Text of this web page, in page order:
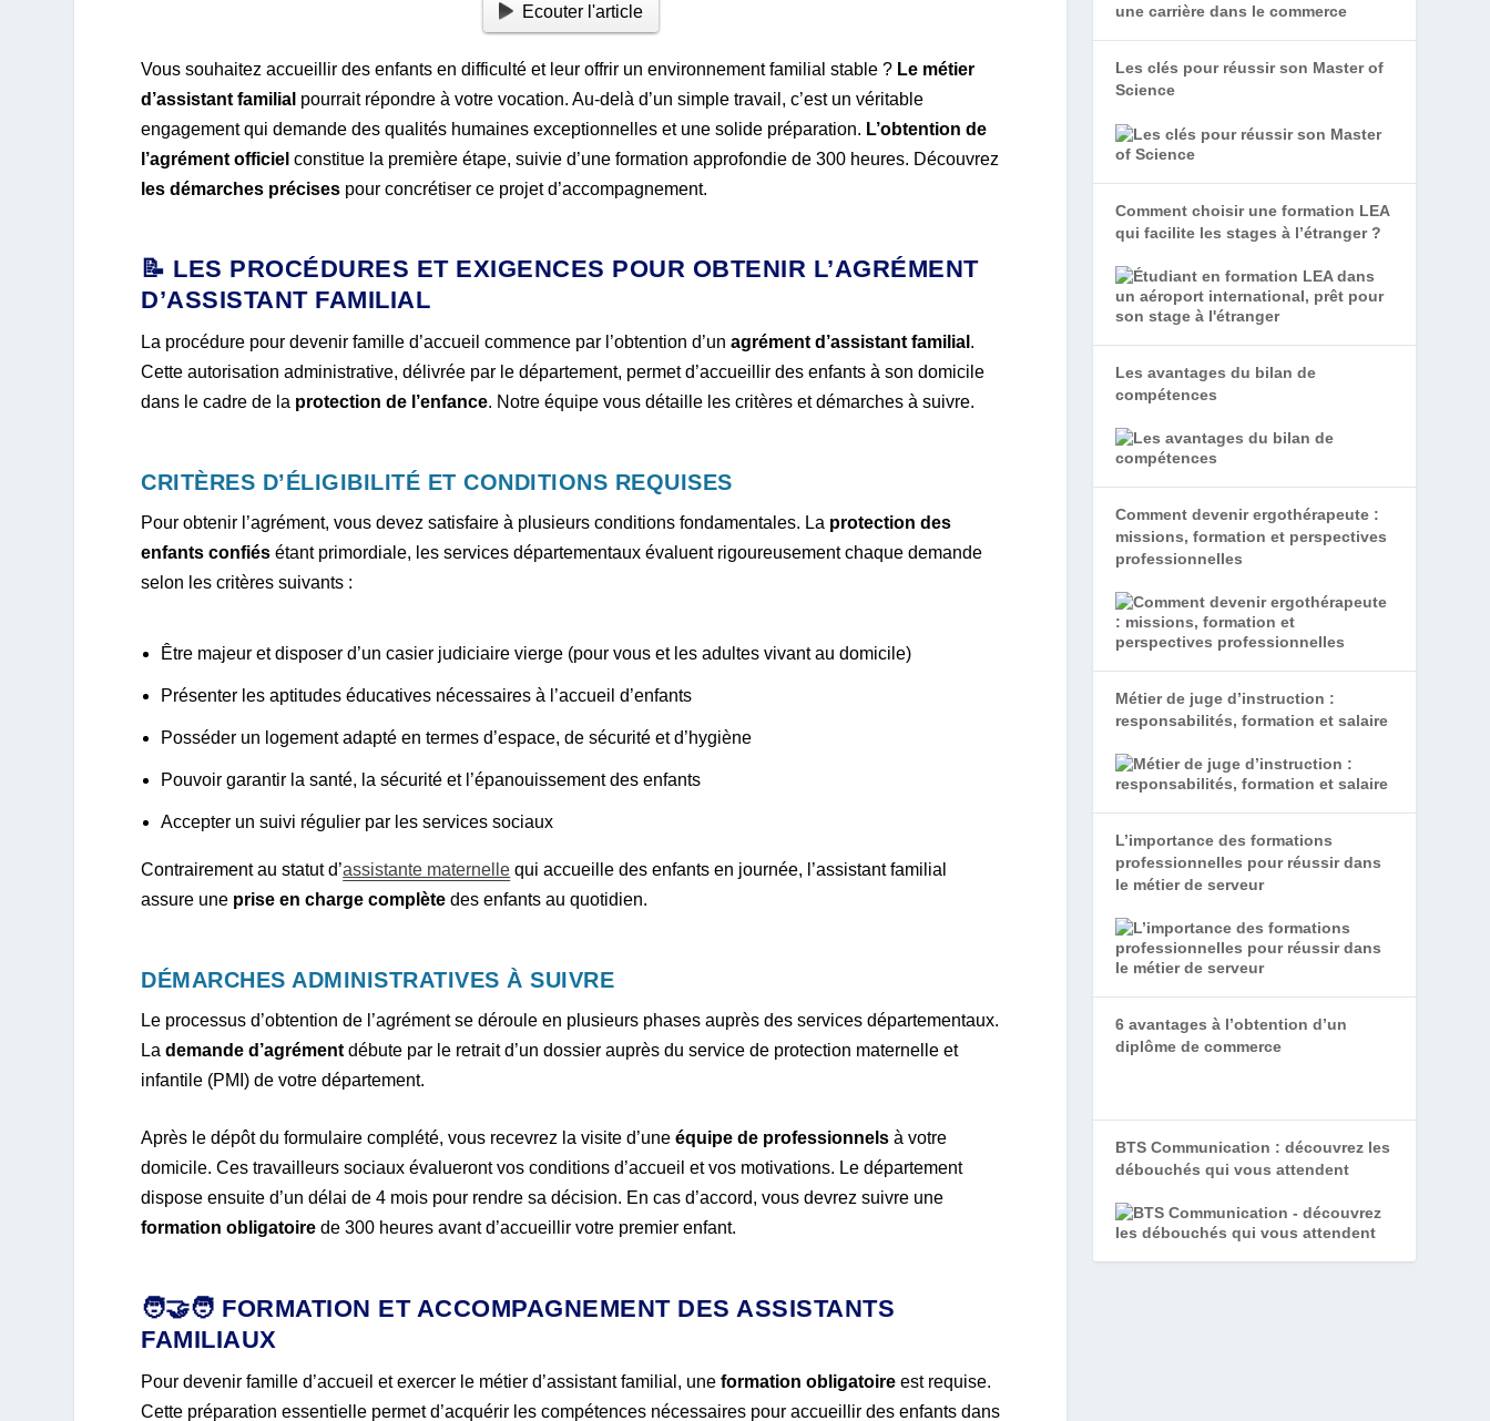
Ecouter l'article
Vous souhaitez accueillir des enfants en difficulté et leur offrir un environnement familial stable ? Le métier
d’assistant familial pourrait répondre à votre vocation. Au-delà d’un simple travail, c’est un véritable
engagement qui demande des qualités humaines exceptionnelles et une solide préparation. L’obtention de
l’agrément officiel constitue la première étape, suivie d’une formation approfondie de 300 heures. Découvrez
les démarches précises pour concrétiser ce projet d’accompagnement.
📝 LES PROCÉDURES ET EXIGENCES POUR OBTENIR L’AGRÉMENT
D’ASSISTANT FAMILIAL
La procédure pour devenir famille d’accueil commence par l’obtention d’unagrément d’assistant familial .
Cette autorisation administrative, délivrée par le département, permet d’accueillir des enfants à son domicile
dans le cadre de la protection de l’enfance. Notre équipe vous détaille les critères et démarches à suivre.
CRITÈRES D’ÉLIGIBILITÉ ET CONDITIONS REQUISES
Pour obtenir l’agrément, vous devez satisfaire à plusieurs conditions fondamentales. La protection des
enfants confiés étant primordiale, les services départementaux évaluent rigoureusement chaque demande
selon les critères suivants :
Être majeur et disposer d’un casier judiciaire vierge (pour vous et les adultes vivant au domicile)
Présenter les aptitudes éducatives nécessaires à l’accueil d’enfants
Posséder un logement adapté en termes d’espace, de sécurité et d’hygiène
Pouvoir garantir la santé, la sécurité et l’épanouissement des enfants
Accepter un suivi régulier par les services sociaux
Contrairement au statut d’assistante maternelle qui accueille des enfants en journée, l’assistant familial
assure une prise en charge complète des enfants au quotidien.
DÉMARCHES ADMINISTRATIVES À SUIVRE
Le processus d’obtention de l’agrément se déroule en plusieurs phases auprès des services départementaux.
Lademande d’agrément débute par le retrait d’un dossier auprès du service de protection maternelle et
infantile (PMI) de votre département.
Après le dépôt du formulaire complété, vous recevrez la visite d’uneéquipe de professionnels à votre
domicile. Ces travailleurs sociaux évalueront vos conditions d’accueil et vos motivations. Le département
dispose ensuite d’un délai de 4 mois pour rendre sa décision. En cas d’accord, vous devrez suivre une
formation obligatoire de 300 heures avant d’accueillir votre premier enfant.
🧑‍🤝‍🧑 FORMATION ET ACCOMPAGNEMENT DES ASSISTANTS
FAMILIAUX
Pour devenir famille d’accueil et exercer le métier d’assistant familial, uneformation obligatoire est requise.
Cette préparation essentielle permet d’acquérir les compétences nécessaires pour accueillir des enfants dans
Les clés pour réussir son Master of
Science
Comment choisir une formation LEA
qui facilite les stages à l’étranger ?
Les avantages du bilan de
compétences
Comment devenir ergothérapeute :
missions, formation et perspectives
professionnelles
Métier de juge d’instruction :
responsabilités, formation et salaire
L’importance des formations
professionnelles pour réussir dans
le métier de serveur
6 avantages à l’obtention d’un
diplôme de commerce
BTS Communication : découvrez les
débouchés qui vous attendent